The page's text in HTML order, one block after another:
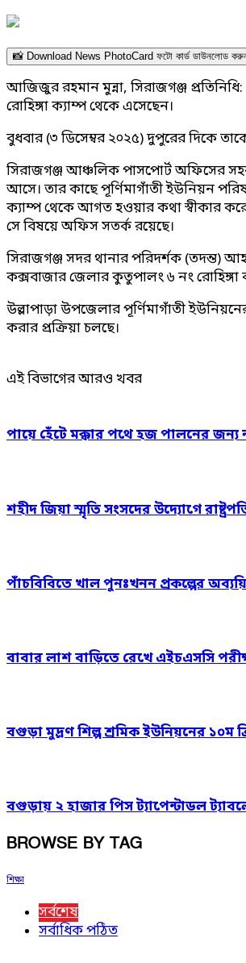
📸 Download News PhotoCard ফটো কার্ড ডাউনলোড
আজিজুর রহমান মুন্না, সিরাজগঞ্জ
রোহিঙ্গা ক্যাম্প থেকে এসেছেন।
বুধবার (৩ ডিসেম্বর ২০২৫) দুপুরের দিকে
সিরাজগঞ্জ আঞ্চলিক পাসপোর্ট অফিসের
আসে। তার কাছে পূর্ণিমাগাঁতী ইউনিয়ন
ক্যাম্প থেকে আগত হওয়ার কথা স্বীকার
সে বিষয়ে অফিস সতর্ক রয়েছে।
সিরাজগঞ্জ সদর থানার পরিদর্শক (তদন্ত)
কক্সবাজার জেলার কুতুপালং ৬ নং রোহিঙ্গা
উল্লাপাড়া উপজেলার পূর্ণিমাগাঁতী
করার প্রক্রিয়া চলছে।
এই বিভাগের আরও খবর
পায়ে হেঁটে মক্কার পথে হজ পালনের জন্য
শহীদ জিয়া স্মৃতি সংসদের উদ্যোগে
পাঁচবিবিতে খাল পুনঃখনন প্রকল্পের
বাবার লাশ বাড়িতে রেখে এইচএসসি
বগুড়া মুদ্রণ শিল্প শ্রমিক ইউনিয়নের ১০ম
বগুড়ায় ২ হাজার পিস ট্যাপেন্টাডল
BROWSE BY TAG
শিক্ষা
সর্বশেষ
সর্বাধিক পঠিত